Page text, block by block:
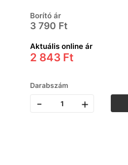
Borító ár
3 790 Ft
Aktuális online ár
2 843 Ft
Darabszám
- +